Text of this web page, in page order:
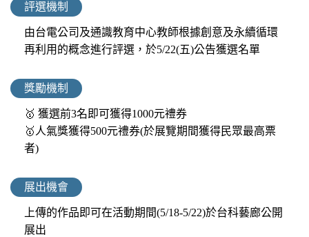
評選機制
由台電公司及通識教育中心教師根據創意及永續循環
再利用的概念進行評選，於5/22(五)公告獲選名單
獎勵機制
🥇 獲選前3名即可獲得1000元禮券
🥇人氣獎獲得500元禮券(於展覽期間獲得民眾最高票
者)
展出機會
上傳的作品即可在活動期間(5/18-5/22)於台科藝廊公開
展出